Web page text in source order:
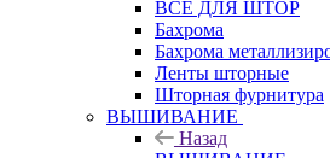
ВСЕ ДЛЯ ШТОР
Бахрома
Бахрома
Ленты шторные
Шторная фурнитура
ВЫШИВАНИЕ
Назад